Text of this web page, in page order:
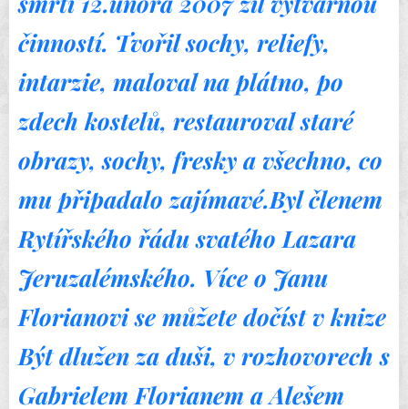
činností. Tvořil sochy, reliefy,
intarzie, maloval na plátno, po
zdech kostelů, restauroval staré
obrazy, sochy, fresky a všechno, co
mu připadalo zajímavé.Byl členem
Rytířského řádu svatého Lazara
Jeruzalémského. Více o Janu
Florianovi se můžete dočíst v knize
Být dlužen za duši, v rozhovorech s
Gabrielem Florianem a Alešem